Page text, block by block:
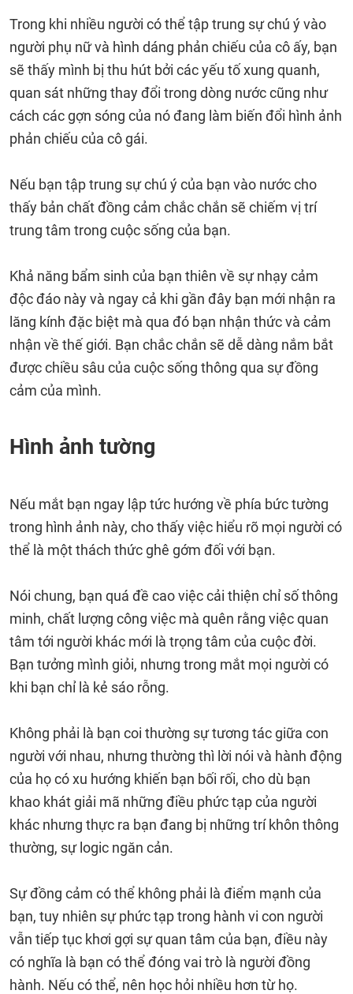
Trong khi nhiều người có thể tập trung sự chú ý vào
người phụ nữ và hình dáng phản chiếu của cô ấy, bạn
sẽ thấy mình bị thu hút bởi các yếu tố xung quanh,
quan sát những thay đổi trong dòng nước cũng như
cách các gợn sóng của nó đang làm biến đổi hình ảnh
phản chiếu của cô gái.
Nếu bạn tập trung sự chú ý của bạn vào nước cho
thấy bản chất đồng cảm chắc chắn sẽ chiếm vị trí
trung tâm trong cuộc sống của bạn.
Khả năng bẩm sinh của bạn thiên về sự nhạy cảm
độc đáo này và ngay cả khi gần đây bạn mới nhận ra
lăng kính đặc biệt mà qua đó bạn nhận thức và cảm
nhận về thế giới. Bạn chắc chắn sẽ dễ dàng nắm bắt
được chiều sâu của cuộc sống thông qua sự đồng
cảm của mình.
Hình ảnh tường
Nếu mắt bạn ngay lập tức hướng về phía bức tường
trong hình ảnh này, cho thấy việc hiểu rõ mọi người có
thể là một thách thức ghê gớm đối với bạn.
Nói chung, bạn quá đề cao việc cải thiện chỉ số thông
minh, chất lượng công việc mà quên rằng việc quan
tâm tới người khác mới là trọng tâm của cuộc đời.
Bạn tưởng mình giỏi, nhưng trong mắt mọi người có
khi bạn chỉ là kẻ sáo rỗng.
Không phải là bạn coi thường sự tương tác giữa con
người với nhau, nhưng thường thì lời nói và hành động
của họ có xu hướng khiến bạn bối rối, cho dù bạn
khao khát giải mã những điều phức tạp của người
khác nhưng thực ra bạn đang bị những trí khôn thông
thường, sự logic ngăn cản.
Sự đồng cảm có thể không phải là điểm mạnh của
bạn, tuy nhiên sự phức tạp trong hành vi con người
vẫn tiếp tục khơi gợi sự quan tâm của bạn, điều này
có nghĩa là bạn có thể đóng vai trò là người đồng
hành. Nếu có thể, nên học hỏi nhiều hơn từ họ.